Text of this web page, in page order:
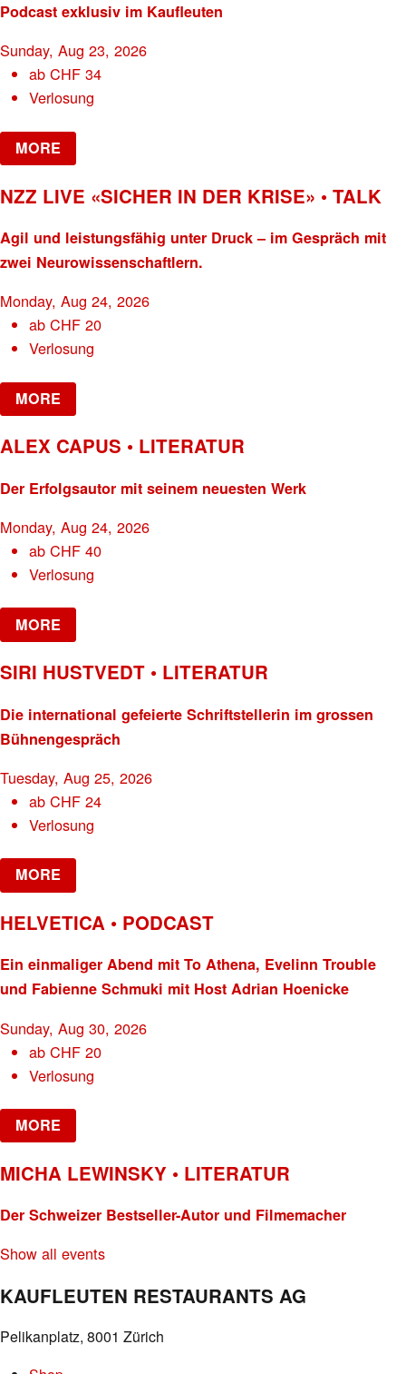
Podcast exklusiv im Kaufleuten
Sunday, Aug 23, 2026
abCHF 34
Verlosung
MORE
NZZ LIVE «SICHER IN DER KRISE» • TALK
Agil und leistungsfähig unter Druck – im Gespräch mit
zwei Neurowissenschaftlern.
Monday, Aug 24, 2026
abCHF 20
Verlosung
MORE
ALEX CAPUS • LITERATUR
Der Erfolgsautor mit seinem neuesten Werk
Monday, Aug 24, 2026
abCHF 40
Verlosung
MORE
SIRI HUSTVEDT • LITERATUR
Die international gefeierte Schriftstellerin im grossen
Bühnengespräch
Tuesday, Aug 25, 2026
abCHF 24
Verlosung
MORE
HELVETICA • PODCAST
Ein einmaliger Abend mit To Athena, Evelinn Trouble
und Fabienne Schmuki mit Host Adrian Hoenicke
Sunday, Aug 30, 2026
abCHF 20
Verlosung
MORE
MICHA LEWINSKY • LITERATUR
Der Schweizer Bestseller-Autor und Filmemacher
Show all events
KAUFLEUTEN RESTAURANTS AG
Pelikanplatz, 8001 Zürich